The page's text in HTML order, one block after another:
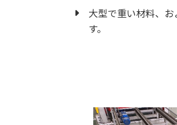
大型で重い材料、
す。